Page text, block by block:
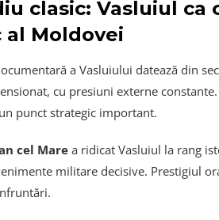
clasic: Vasluiul ca
Moldovei
a Vasluiului datează din
cu presiuni externe
punct strategic important.
cel Marea ridicat Vasluiul la rang
militare decisive. Prestigiul